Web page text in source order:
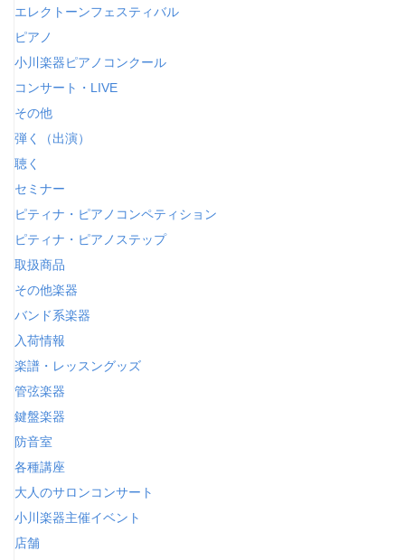
エレクトーンフェスティバル
ピアノ
小川楽器ピアノコンクール
コンサート・LIVE
その他
弾く（出演）
聴く
セミナー
ピティナ・ピアノコンペティション
ピティナ・ピアノステップ
取扱商品
その他楽器
バンド系楽器
入荷情報
楽譜・レッスングッズ
管弦楽器
鍵盤楽器
防音室
各種講座
大人のサロンコンサート
小川楽器主催イベント
店舗